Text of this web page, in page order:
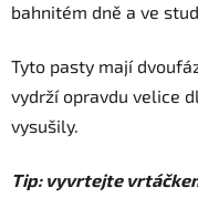
bahnitém dně a ve
Tyto pasty mají
vydrží opravdu velice
vysušily.
Tip: vyvrtejte